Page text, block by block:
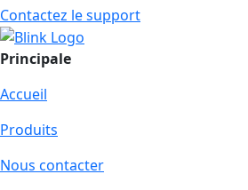
Contactez le support
Principale
Accueil
Produits
Nous contacter